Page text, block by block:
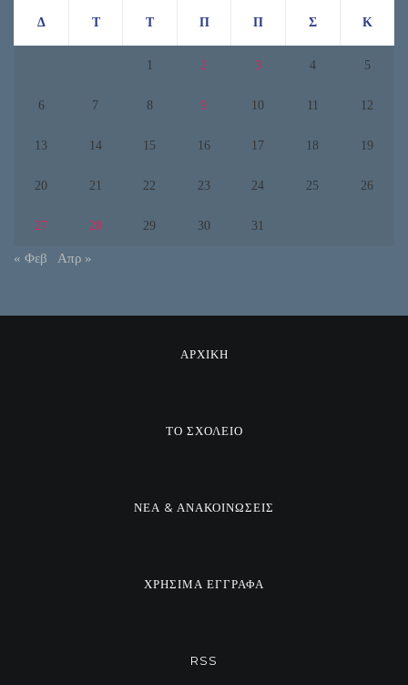
Δ Τ Τ Π Π Σ Κ
1 2 3 4 5
6 7 8 9 10 11 12
13 14 15 16 17 18 19
20 21 22 23 24 25 26
27 28 29 30 31
« Φεβ Απρ »
ΑΡΧΙΚΗ
ΤΟ ΣΧΟΛΕΙΟ
ΝΕΑ & ΑΝΑΚΟΙΝΩΣΕΙΣ
ΧΡΗΣΙΜΑ ΕΓΓΡΑΦΑ
RSS